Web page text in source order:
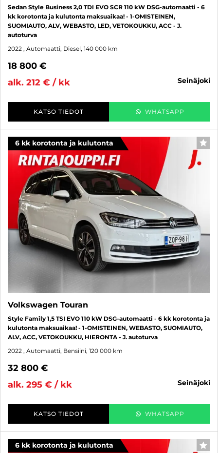
Sedan Style Business 2,0 TDI EVO SCR 110 kW DSG-automaatti - 6
kk korotonta ja kulutonta maksuaikaa! - 1-OMISTEINEN,
SUOMIAUTO, ALV, WEBASTO, LED, VETOKOUKKU, ACC - J.
autoturva
2022 , Automaatti, Diesel, 140 000 km
18 800 €
alk. 212 € / kk
seinäjoki
KATSO TIEDOT WHATSAPP
6 kk korotonta ja kulutonta
Volkswagen Touran
Style Family 1,5 TSI EVO 110 kW DSG-automaatti - 6 kk korotonta ja
kulutonta maksuaikaa! - 1-OMISTEINEN, WEBASTO, SUOMIAUTO,
ALV, ACC, VETOKOUKKU, HIERONTA - J. autoturva
2022 , Automaatti, Bensiini, 120 000 km
32 800 €
alk. 295 € / kk
seinäjoki
KATSO TIEDOT WHATSAPP
6 kk korotonta ja kulutonta